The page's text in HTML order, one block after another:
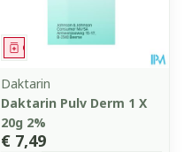
Geneesmiddel
Daktarin
Daktarin Pulv Derm 1 X
20g 2%
€ 7,49